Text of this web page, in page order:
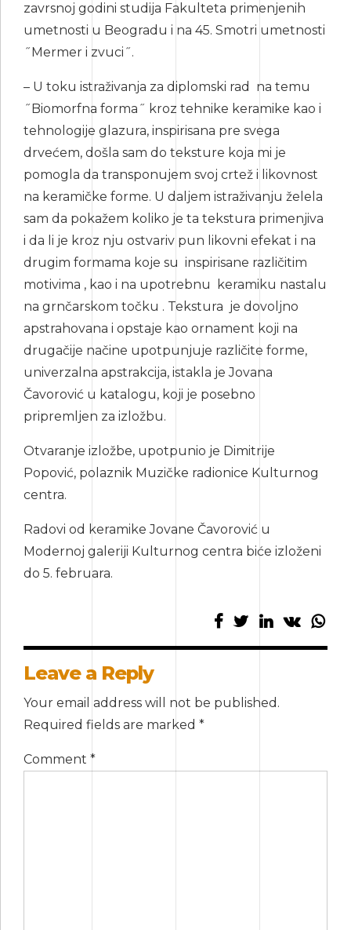
zavrsnoj godini studija Fakulteta primenjenih
umetnosti u Beogradu i na 45. Smotri umetnosti
˝Mermer i zvuci˝.
– U toku istraživanja za diplomski rad na temu
˝Biomorfna forma˝ kroz tehnike keramike kao i
tehnologije glazura, inspirisana pre svega
drvećem, došla sam do teksture koja mi je
pomogla da transponujem svoj crtež i likovnost
na keramičke forme. U daljem istraživanju želela
sam da pokažem koliko je ta tekstura primenjiva
i da li je kroz nju ostvariv pun likovni efekat i na
drugim formama koje su inspirisane različitim
motivima , kao i na upotrebnu keramiku nastalu
na grnčarskom točku . Tekstura je dovoljno
apstrahovana i opstaje kao ornament koji na
drugačije načine upotpunjuje različite forme,
univerzalna apstrakcija, istakla je Jovana
Čavorović u katalogu, koji je posebno
pripremljen za izložbu.
Otvaranje izložbe, upotpunio je Dimitrije
Popović, polaznik Muzičke radionice Kulturnog
centra.
Radovi od keramike Jovane Čavorović u
Modernoj galeriji Kulturnog centra biće izloženi
do 5. februara.
Leave a Reply
Your email address will not be published.
Required fields are marked *
Comment *